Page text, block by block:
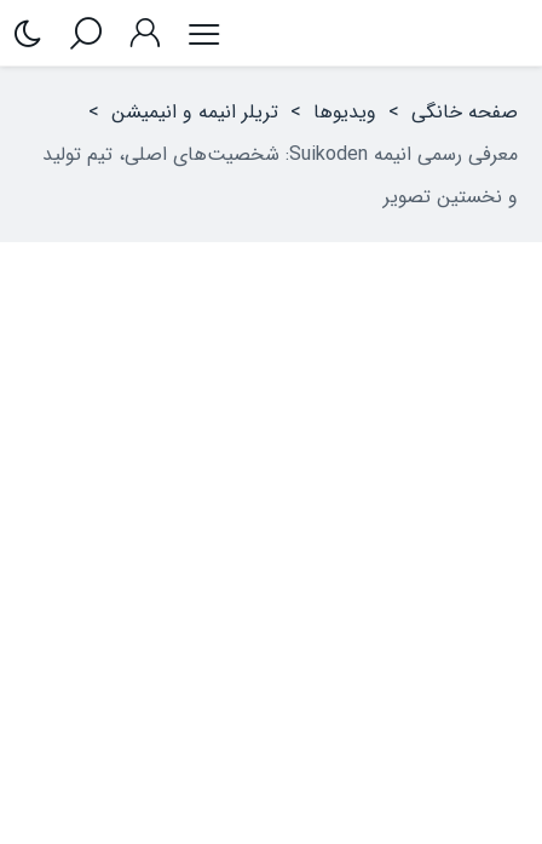
صفحه خانگی > ویدیوها > تریلر انیمه‌ و انیمیشن >
معرفی رسمی انیمه Suikoden: شخصیت‌های اصلی، تیم تولید
و نخستین تصویر